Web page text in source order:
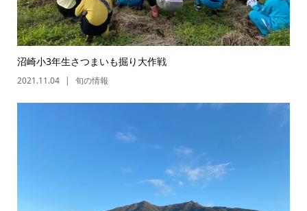
沼崎小3年生さつまいも掘り大作戦
2021.11.04 旬の情報